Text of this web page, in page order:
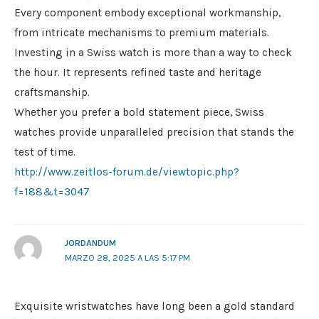
Every component embody exceptional workmanship,
from intricate mechanisms to premium materials.
Investing in a Swiss watch is more than a way to check
the hour. It represents refined taste and heritage
craftsmanship.
Whether you prefer a bold statement piece, Swiss
watches provide unparalleled precision that stands the
test of time.
http://www.zeitlos-forum.de/viewtopic.php?
f=188&t=3047
JORDANDUM
MARZO 28, 2025 A LAS 5:17 PM
Exquisite wristwatches have long been a gold standard